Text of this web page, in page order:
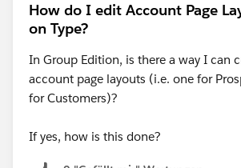
How do I edit Account Page
on Type?
In Group Edition, is there a way I can
account page layouts (i.e. one for
for Customers)?
If yes, how is this done?